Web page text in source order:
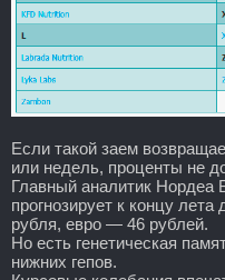
Если такой заем
или недель, проценты не
Главный аналитик Нордеа
прогнозирует к концу
рубля, евро — 46 рублей.
Но есть генетическая
нижних гепов.